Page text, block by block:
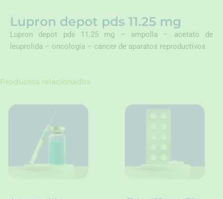
Lupron depot pds 11.25 mg
Lupron depot pds 11.25 mg – ampolla – acetato de
leuprolida – oncología – cáncer de aparatos reproductivos
Productos relacionados